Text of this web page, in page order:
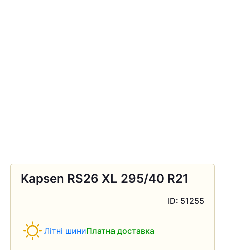
Kapsen RS26 XL 295/40 R21
ID: 51255
Літні шиниПлатна доставка